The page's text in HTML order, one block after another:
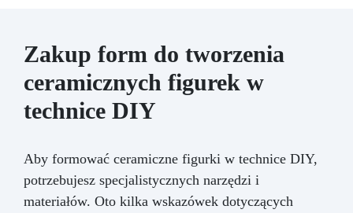
Zakup form do tworzenia
ceramicznych figurek w
technice DIY
Aby formować ceramiczne figurki w technice DIY,
potrzebujesz specjalistycznych narzędzi i
materiałów. Oto kilka wskazówek dotyczących